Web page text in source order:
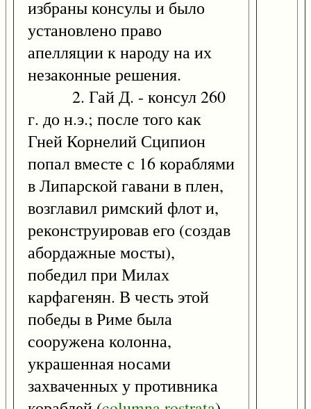
избраны консулы и было
установлено право
апелляции к народу на их
незаконные решения.
2. Гай Д. - консул 260
г. до н.э.; после того как
Гней Корнелий Сципион
попал вместе с 16 кораблями
в Липарской гавани в плен,
возглавил римский флот и,
реконструировав его (создав
абордажные мосты),
победил при Милах
карфагенян. В честь этой
победы в Риме была
сооружена колонна,
украшенная носами
захваченных у противника